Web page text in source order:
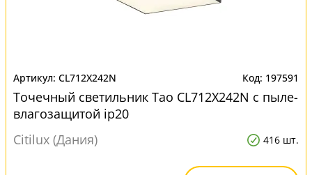
CL712X242N 197591
Точечный светильник Тао CL712X242N с пыле-
влагозащитой ip20
Citilux (Дания)
416 шт.